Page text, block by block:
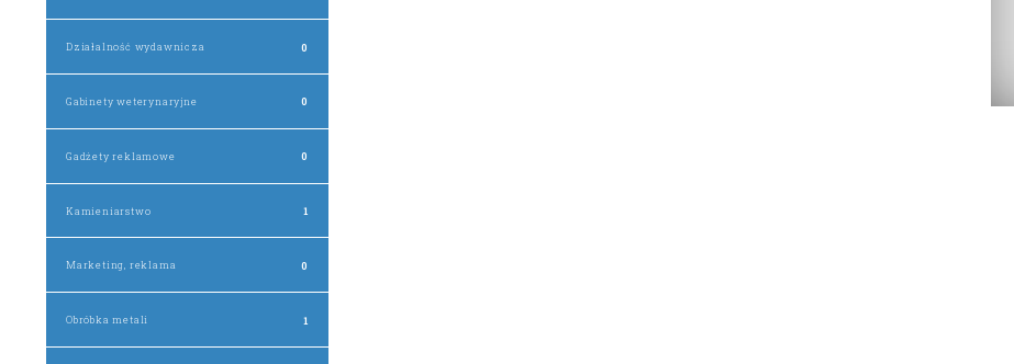
Działalność wydawnicza 0
Gabinety weterynaryjne 0
Gadżety reklamowe 0
Kamieniarstwo 1
Marketing, reklama 0
Obróbka metali 1